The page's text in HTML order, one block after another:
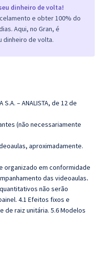
dinheiro de volta!
e obter 100% do
Aqui, no Gran, é
dinheiro de volta.
S.A. – ANALISTA, de 12 de
(não necessariamente
aproximadamente.
organizado em conformidade
das videoaulas.
não serão
4.1 Efeitos fixos e
de raiz unitária. 5.6 Modelos